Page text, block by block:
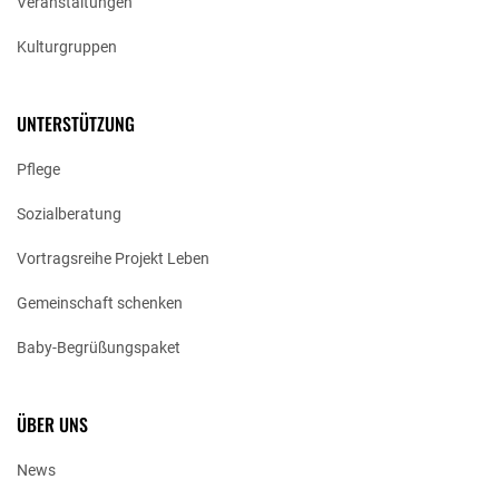
Kulturgruppen
UNTERSTÜTZUNG
Pflege
Sozialberatung
Vortragsreihe Projekt Leben
Gemeinschaft schenken
Baby-Begrüßungspaket
ÜBER UNS
News